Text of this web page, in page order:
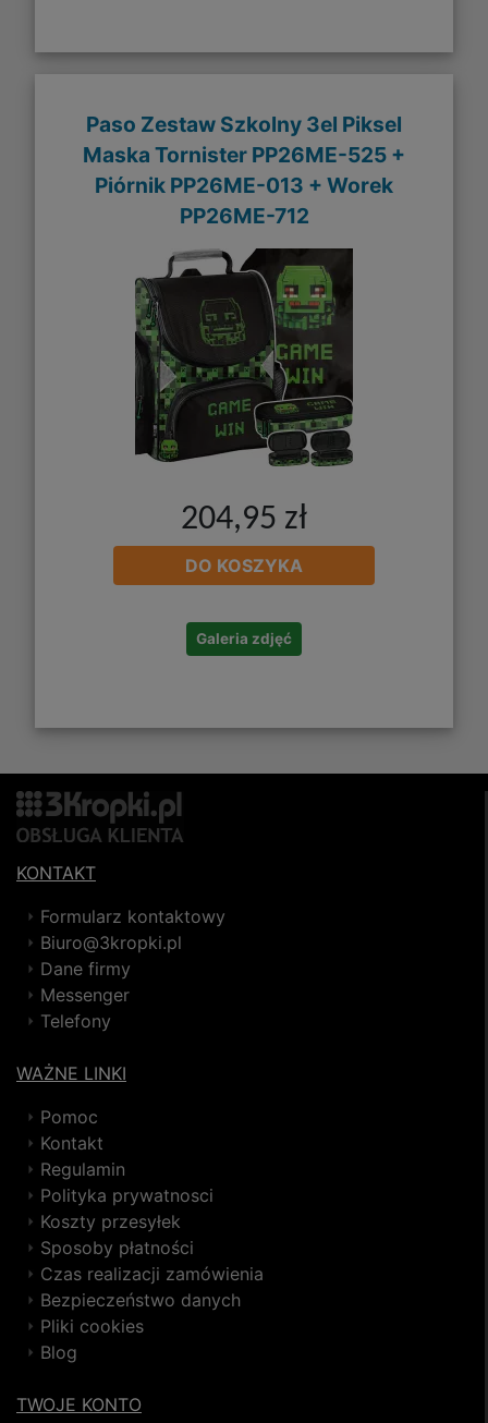
Paso Zestaw Szkolny 3el Piksel
Maska Tornister PP26ME-525 +
Piórnik PP26ME-013 + Worek
PP26ME-712
204,95 zł
DO KOSZYKA
Galeria zdjęć
KONTAKT
Formularz kontaktowy
Biuro@3kropki.pl
Dane firmy
Messenger
Telefony
WAŻNE LINKI
Pomoc
Kontakt
Regulamin
Polityka prywatnosci
Koszty przesyłek
Sposoby płatności
Czas realizacji zamówienia
Bezpieczeństwo danych
Pliki cookies
Blog
TWOJE KONTO